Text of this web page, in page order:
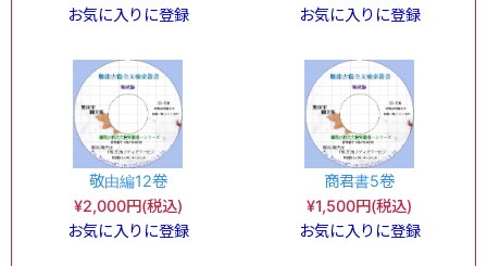
お気に入りに登録
お気に入りに登録
敬由編12卷
¥2,000円(税込)
お気に入りに登録
商君書5卷
¥1,500円(税込)
お気に入りに登録